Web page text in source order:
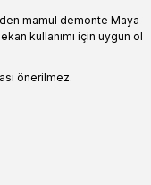
mamul demonte Maya
kullanımı için uygun ol
önerilmez.